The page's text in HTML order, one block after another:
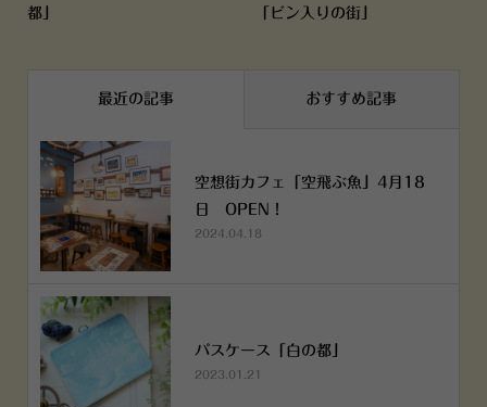
都」
「ビン入りの街」
最近の記事 おすすめ記事
空想街カフェ「空飛ぶ魚」4月18
日 OPEN！
2024.04.18
パスケース「白の都」
2023.01.21